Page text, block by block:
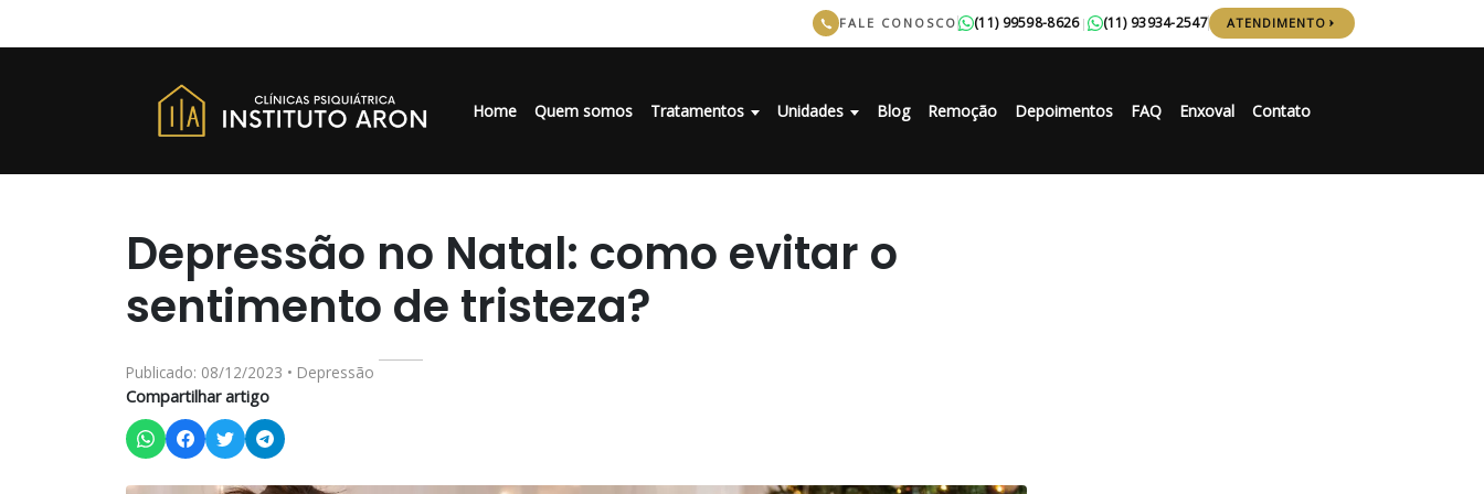
FALE CONOSCO (11) 99598-8626| (11) 93934-2547 ATENDIMENTO
Home Quem somos Tratamentos Unidades Blog Remoção Depoimentos FAQ Enxoval Contato
Depressão no Natal: como evitar o
sentimento de tristeza?
Publicado: 08/12/2023 • Depressão
Compartilhar artigo